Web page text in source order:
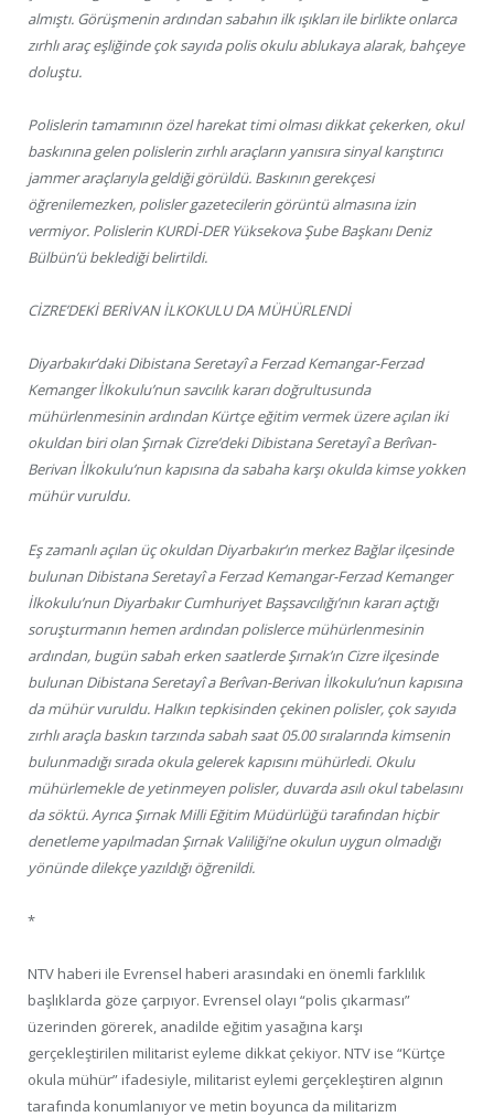
almıştı. Görüşmenin ardından sabahın ilk ışıkları ile birlikte onlarca
zırhlı araç eşliğinde çok sayıda polis okulu ablukaya alarak, bahçeye
doluştu.
Polislerin tamamının özel harekat timi olması dikkat çekerken, okul
baskınına gelen polislerin zırhlı araçların yanısıra sinyal karıştırıcı
jammer araçlarıyla geldiği görüldü. Baskının gerekçesi
öğrenilemezken, polisler gazetecilerin görüntü almasına izin
vermiyor. Polislerin KURDİ-DER Yüksekova Şube Başkanı Deniz
Bülbün’ü beklediği belirtildi.
CİZRE’DEKİ BERİVAN İLKOKULU DA MÜHÜRLENDİ
Diyarbakır’daki Dibistana Seretayî a Ferzad Kemangar-Ferzad
Kemanger İlkokulu’nun savcılık kararı doğrultusunda
mühürlenmesinin ardından Kürtçe eğitim vermek üzere açılan iki
okuldan biri olan Şırnak Cizre’deki Dibistana Seretayî a Berîvan-
Berivan İlkokulu’nun kapısına da sabaha karşı okulda kimse yokken
mühür vuruldu.
Eş zamanlı açılan üç okuldan Diyarbakır’ın merkez Bağlar ilçesinde
bulunan Dibistana Seretayî a Ferzad Kemangar-Ferzad Kemanger
İlkokulu’nun Diyarbakır Cumhuriyet Başsavcılığı’nın kararı açtığı
soruşturmanın hemen ardından polislerce mühürlenmesinin
ardından, bugün sabah erken saatlerde Şırnak’ın Cizre ilçesinde
bulunan Dibistana Seretayî a Berîvan-Berivan İlkokulu’nun kapısına
da mühür vuruldu. Halkın tepkisinden çekinen polisler, çok sayıda
zırhlı araçla baskın tarzında sabah saat 05.00 sıralarında kimsenin
bulunmadığı sırada okula gelerek kapısını mühürledi. Okulu
mühürlemekle de yetinmeyen polisler, duvarda asılı okul tabelasını
da söktü. Ayrıca Şırnak Milli Eğitim Müdürlüğü tarafından hiçbir
denetleme yapılmadan Şırnak Valiliği’ne okulun uygun olmadığı
yönünde dilekçe yazıldığı öğrenildi.
*
NTV haberi ile Evrensel haberi arasındaki en önemli farklılık
başlıklarda göze çarpıyor. Evrensel olayı “polis çıkarması”
üzerinden görerek, anadilde eğitim yasağına karşı
gerçekleştirilen militarist eyleme dikkat çekiyor. NTV ise “Kürtçe
okula mühür” ifadesiyle, militarist eylemi gerçekleştiren algının
tarafında konumlanıyor ve metin boyunca da militarizm